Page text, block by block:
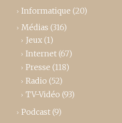
Informatique (20)
Médias (316)
Jeux (1)
Internet (67)
Presse (118)
Radio (52)
TV-Vidéo (93)
Podcast (9)